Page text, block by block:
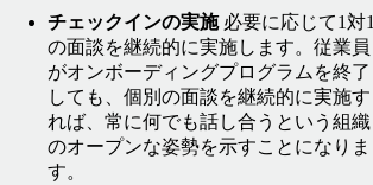
チェックインの実施 必要に応じて1対1
の面談を継続的に実施します。従業員
がオンボーディングプログラムを終了
しても、個別の面談を継続的に実施す
れば、常に何でも話し合うという組織
のオープンな姿勢を示すことになりま
す。